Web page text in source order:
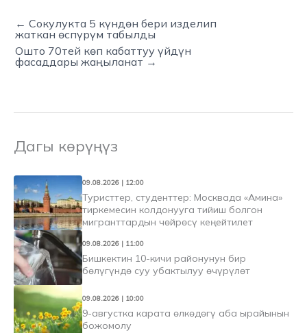
← Сокулукта 5 күндөн бери изделип
жаткан өспүрүм табылды
Ошто 70тей көп кабаттуу үйдүн
фасаддары жаңыланат →
Дагы көрүңүз
09.08.2026 | 12:00
Туристтер, студенттер: Москвада «Амина»
тиркемесин колдонууга тийиш болгон
мигранттардын чөйрөсү кеңейтилет
09.08.2026 | 11:00
Бишкектин 10-кичи районунун бир
бөлүгүндө суу убактылуу өчүрүлөт
09.08.2026 | 10:00
9-августка карата өлкөдөгү аба ырайынын
божомолу